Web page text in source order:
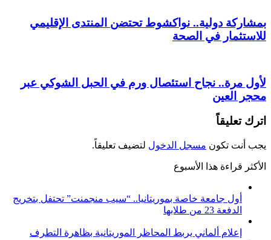
بمشاركة دولية.. نواكشوط تحتضن المنتدى الإقليمي
للاستثمار في الصحة
لأول مرة.. نجاح استئصال ورم في الحبل الشوكي عبر
محجر العين
اترك تعليقاً
يجب أنت تكون مسجل الدخول لتضيف تعليقاً.
الأكثر قراءة هذا الأسبوع
أول جامعة خاصة بموريتانيا.. “سيب منجمنت” تحتفل بتخريج
الدفعة 23 من طلابها
إعلام ألماني يربط المحاظر الموريتانية بظاهرة التطرف